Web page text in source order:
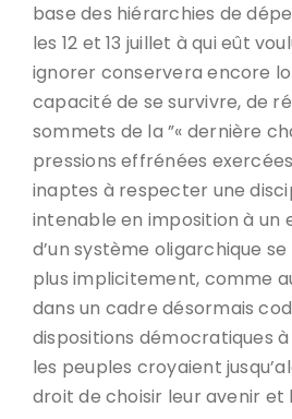
base des hiérarchies de
les 12 et 13 juillet à qui eût
ignorer conservera encore
capacité de se survivre, de
sommets de la ”« dernière
pressions effrénées
inaptes à respecter une
intenable en imposition à un
d’un système oligarchique
plus implicitement, comme
dans un cadre désormais
dispositions démocratiques
les peuples croyaient
droit de choisir leur avenir et